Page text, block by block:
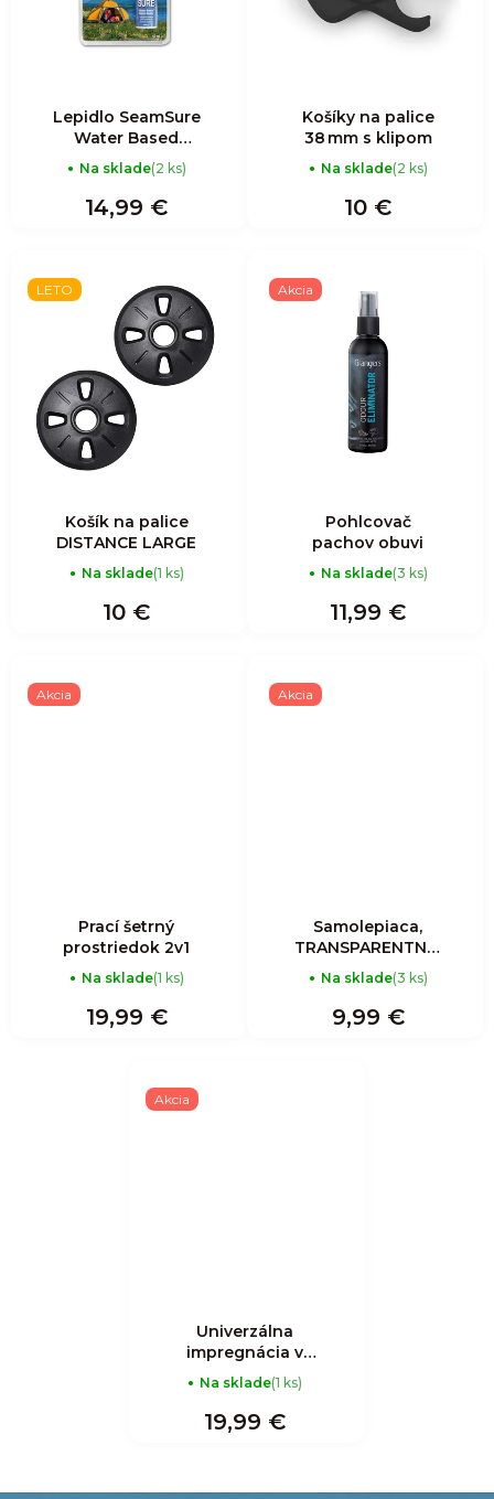
Lepidlo SeamSure
Water Based
Seam Sealer
Na sklade(2 ks)
14,99 €
Košíky na palice
38 mm s klipom
Na sklade(2 ks)
10 €
LETO
Košík na palice
DISTANCE LARGE
Na sklade(1 ks)
10 €
Akcia
Pohlcovač
pachov obuvi
Na sklade(3 ks)
11,99 €
Akcia
Prací šetrný
prostriedok 2v1
Na sklade(1 ks)
19,99 €
Akcia
Samolepiaca,
TRANSPARENTNÁ,
matná páska
Na sklade(3 ks)
9,99 €
Akcia
Univerzálna
impregnácia v
spreji
Na sklade(1 ks)
19,99 €